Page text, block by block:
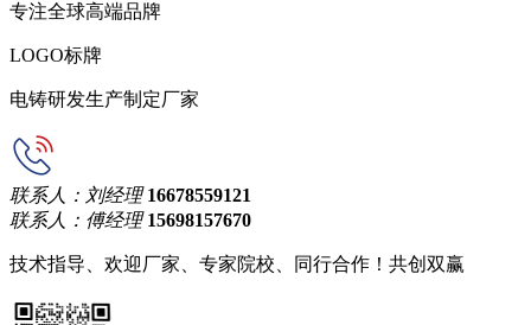
专注全球高端品牌
LOGO标牌
电铸研发生产制定厂家
联系人：刘经理 16678559121
联系人：傅经理 15698157670
技术指导、欢迎厂家、专家院校、同行合作！共创双赢